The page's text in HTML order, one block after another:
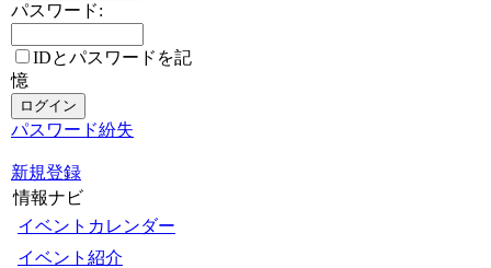
パスワード:
IDとパスワードを記
憶
パスワード紛失
新規登録
情報ナビ
イベントカレンダー
イベント紹介